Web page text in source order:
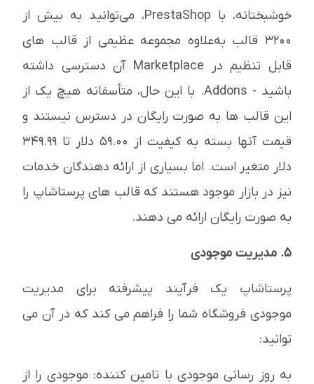
خوشبختانه، با PrestaShop، می‌توانید به بیش از
3200 قالب به‌علاوه مجموعه عظیمی از قالب های
قابل تنظیم در Marketplace آن دسترسی داشته
باشید - Addons. با این حال، متأسفانه هیچ یک از
این قالب ها به صورت رایگان در دسترس نیستند و
قیمت آنها بسته به کیفیت از 59.00 دلار تا 349.99
دلار متغیر است. اما بسیاری از ارائه دهندگان خدمات
نیز در بازار موجود هستند که قالب های پرستاشاپ را
به صورت رایگان ارائه می دهند.
5. مدیریت موجودی
پرستاشاپ یک فرآیند پیشرفته برای مدیریت
موجودی فروشگاه شما را فراهم می کند که در آن می
توانید:
به روز رسانی موجودی با تامین کننده: موجودی را از